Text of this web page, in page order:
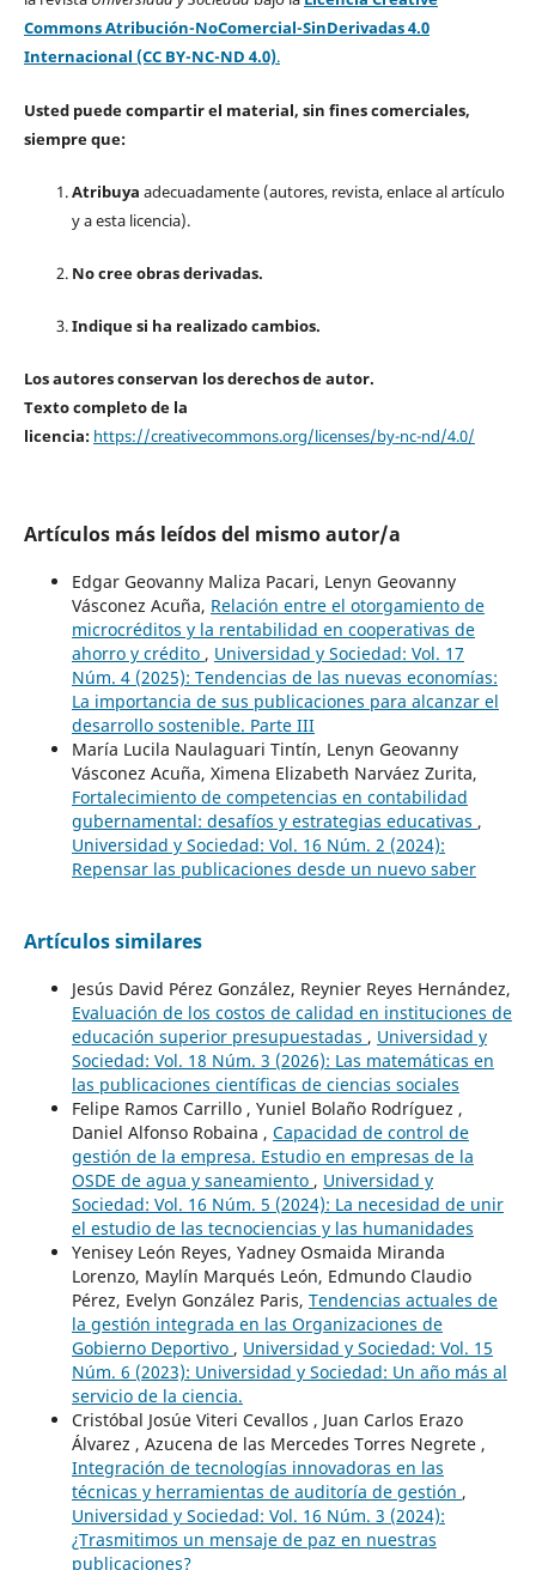
Commons Atribución-NoComercial-SinDerivadas 4.0
Internacional (CC BY-NC-ND 4.0).
Usted puede compartir el material, sin fines comerciales,
siempre que:
Atribuya adecuadamente (autores, revista, enlace al artículo
y a esta licencia).
No cree obras derivadas.
Indique si ha realizado cambios.
Los autores conservan los derechos de autor.
Texto completo de la
licencia: https://creativecommons.org/licenses/by-nc-nd/4.0/
Artículos más leídos del mismo autor/a
Edgar Geovanny Maliza Pacari, Lenyn Geovanny
Vásconez Acuña, Relación entre el otorgamiento de
microcréditos y la rentabilidad en cooperativas de
ahorro y crédito , Universidad y Sociedad: Vol. 17
Núm. 4 (2025): Tendencias de las nuevas economías:
La importancia de sus publicaciones para alcanzar el
desarrollo sostenible. Parte III
María Lucila Naulaguari Tintín, Lenyn Geovanny
Vásconez Acuña, Ximena Elizabeth Narváez Zurita,
Fortalecimiento de competencias en contabilidad
gubernamental: desafíos y estrategias educativas ,
Universidad y Sociedad: Vol. 16 Núm. 2 (2024):
Repensar las publicaciones desde un nuevo saber
Artículos similares
Jesús David Pérez González, Reynier Reyes Hernández,
Evaluación de los costos de calidad en instituciones de
educación superior presupuestadas , Universidad y
Sociedad: Vol. 18 Núm. 3 (2026): Las matemáticas en
las publicaciones científicas de ciencias sociales
Felipe Ramos Carrillo , Yuniel Bolaño Rodríguez ,
Daniel Alfonso Robaina , Capacidad de control de
gestión de la empresa. Estudio en empresas de la
OSDE de agua y saneamiento , Universidad y
Sociedad: Vol. 16 Núm. 5 (2024): La necesidad de unir
el estudio de las tecnociencias y las humanidades
Yenisey León Reyes, Yadney Osmaida Miranda
Lorenzo, Maylín Marqués León, Edmundo Claudio
Pérez, Evelyn González Paris, Tendencias actuales de
la gestión integrada en las Organizaciones de
Gobierno Deportivo , Universidad y Sociedad: Vol. 15
Núm. 6 (2023): Universidad y Sociedad: Un año más al
servicio de la ciencia.
Cristóbal Josúe Viteri Cevallos , Juan Carlos Erazo
Álvarez , Azucena de las Mercedes Torres Negrete ,
Integración de tecnologías innovadoras en las
técnicas y herramientas de auditoría de gestión ,
Universidad y Sociedad: Vol. 16 Núm. 3 (2024):
¿Trasmitimos un mensaje de paz en nuestras
publicaciones?